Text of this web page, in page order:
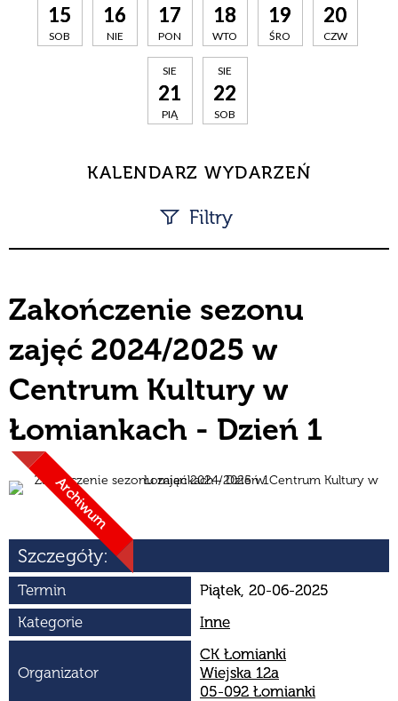
15
SOB
16
NIE
17
PON
18
WTO
19
ŚRO
20
CZW
SIE
21
PIĄ
SIE
22
SOB
KALENDARZ WYDARZEŃ
Filtry
Kategoria
Trwające w zakresie
—
Zakończenie sezonu
zajęć 2024/2025 w
Centrum Kultury w
Łomiankach - Dzień 1
Archiwum
Szczegóły:
Termin
Piątek, 20-06-2025
Kategorie
Inne
Organizator
CK Łomianki
Wiejska 12a
05-092 Łomianki